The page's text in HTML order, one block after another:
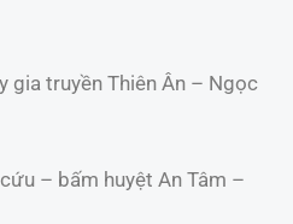
gia truyền Thiên Ân – Ngọc
– bấm huyệt An Tâm –